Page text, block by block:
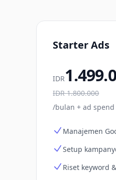
Starter Ads
IDR
IDR1.800.000
/bulan + ad spend
Manajemen
Setup
Riset keyword